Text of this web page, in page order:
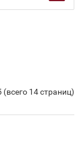
14 страниц)